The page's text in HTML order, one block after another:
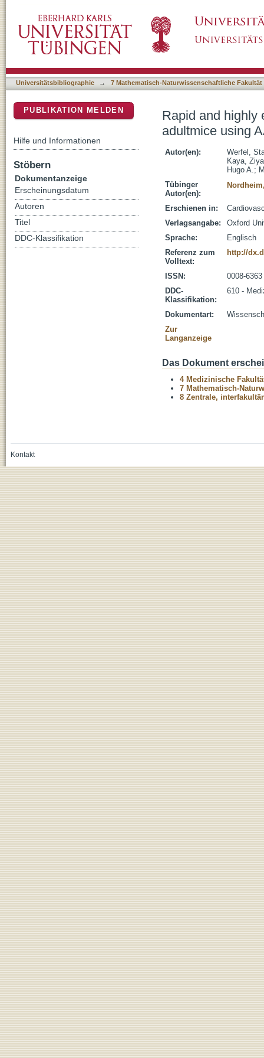
expression of Cre recombinase
Universitätsbibliographie → 7 Mathematisch-Naturwissenschaftliche Fakultät
Rapid and highly
adultmice using
Autor(en):
Werfel,
Kaya, Ziya
Hugo A.;
Tübinger
Autor(en):
Erschienen in:
Verlagsangabe:
Oxford
Sprache:
Englisch
Referenz zum
Volltext:
http://
ISSN:
0008-6363
DDC-
Klassifikation:
610 -
Dokumentart:
Zur
Langanzeige
Das Dokument
4 Medizinische
7 Mathematisch-
8 Zentrale,
PUBLIKATION MELDEN
Hilfe und Informationen
Stöbern
Dokumentanzeige
Erscheinungsdatum
Autoren
Titel
DDC-Klassifikation
Kontakt